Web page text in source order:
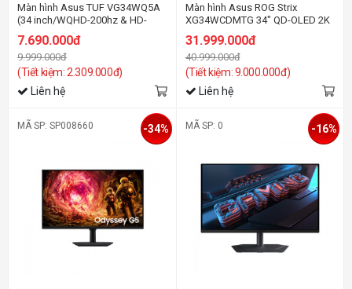
Màn hình Asus TUF VG34WQ5A
(34 inch/WQHD-200hz & HD-
7.690.000đ
9.999.000đ
(Tiết kiệm: 2.309.000đ)
Liên hệ
Màn hình Asus ROG Strix
XG34WCDMTG 34" QD-OLED 2K
TV
31.999.000đ
40.999.000đ
(Tiết kiệm: 9.000.000đ)
Liên hệ
MÃ SP: SP008660 -34% MÃ SP: 0 -16%